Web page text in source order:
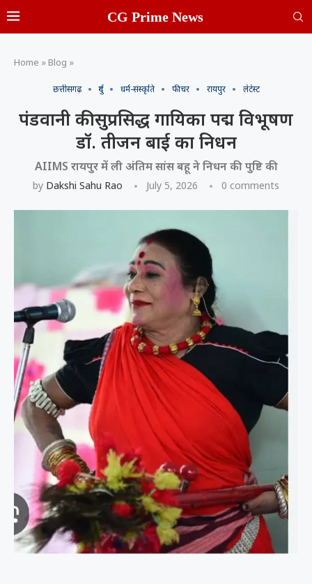
CG Prime News
Home » Blog »
छत्तीसगढ़ दुर्ग धर्म-संस्कृति फीचर रायपुर लेटेस्ट
पंडवानी की सुप्रसिद्ध गायिका पद्म विभूषण
डॉ. तीजन बाई का निधन
AIIMS रायपुर में ली अंतिम सांस बहू ने निधन की पुष्टि की
by Dakshi Sahu Rao July 5, 2026 0 comments